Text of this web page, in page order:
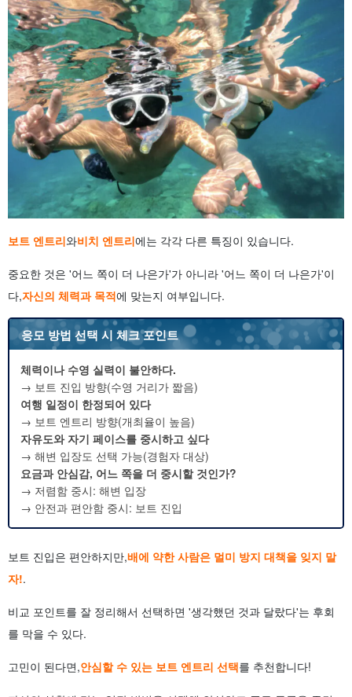
보트 엔트리와비치 엔트리에는 각각 다른 특징이 있습니다.
중요한 것은 '어느 쪽이 더 나은가'가 아니라 '어느 쪽이 더 나은가'이
다,자신의 체력과 목적에 맞는지 여부입니다.
응모 방법 선택 시 체크 포인트
체력이나 수영 실력이 불안하다.
→ 보트 진입 방향(수영 거리가 짧음)
여행 일정이 한정되어 있다
→ 보트 엔트리 방향(개최율이 높음)
자유도와 자기 페이스를 중시하고 싶다
→ 해변 입장도 선택 가능(경험자 대상)
요금과 안심감, 어느 쪽을 더 중시할 것인가?
→ 저렴함 중시: 해변 입장
→ 안전과 편안함 중시: 보트 진입
보트 진입은 편안하지만,배에 약한 사람은 멀미 방지 대책을 잊지 말
자!.
비교 포인트를 잘 정리해서 선택하면 '생각했던 것과 달랐다'는 후회
를 막을 수 있다.
고민이 된다면,안심할 수 있는 보트 엔트리 선택를 추천합니다!